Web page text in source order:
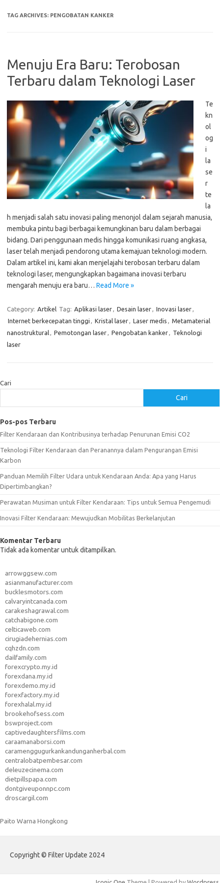
TAG ARCHIVES: PENGOBATAN KANKER
Menuju Era Baru: Terobosan
Terbaru dalam Teknologi Laser
Te
kn
ol
og
i
la
se
r
te
la
h menjadi salah satu inovasi paling menonjol dalam sejarah manusia,
membuka pintu bagi berbagai kemungkinan baru dalam berbagai
bidang. Dari penggunaan medis hingga komunikasi ruang angkasa,
laser telah menjadi pendorong utama kemajuan teknologi modern.
Dalam artikel ini, kami akan menjelajahi terobosan terbaru dalam
teknologi laser, mengungkapkan bagaimana inovasi terbaru
mengarah menuju era baru… Read More »
Category: Artikel Tag: Aplikasi laser, Desain laser, Inovasi laser,
Internet berkecepatan tinggi , Kristal laser, Laser medis , Metamaterial
nanostruktural, Pemotongan laser, Pengobatan kanker, Teknologi
laser
Cari
Cari
Pos-pos Terbaru
Filter Kendaraan dan Kontribusinya terhadap Penurunan Emisi CO2
Teknologi Filter Kendaraan dan Peranannya dalam Pengurangan Emisi
Karbon
Panduan Memilih Filter Udara untuk Kendaraan Anda: Apa yang Harus
Dipertimbangkan?
Perawatan Musiman untuk Filter Kendaraan: Tips untuk Semua Pengemudi
Inovasi Filter Kendaraan: Mewujudkan Mobilitas Berkelanjutan
Komentar Terbaru
Tidak ada komentar untuk ditampilkan.
arrowggsew.com
asianmanufacturer.com
bucklesmotors.com
calvaryintcanada.com
carakeshagrawal.com
catchabigone.com
celticaweb.com
cirugiadehernias.com
cqhzdn.com
dailfamily.com
forexcrypto.my.id
forexdana.my.id
forexdemo.my.id
forexfactory.my.id
forexhalal.my.id
brookehofsess.com
bswproject.com
captivedaughtersfilms.com
caraamanaborsi.com
caramenggugurkankandunganherbal.com
centralobatpembesar.com
deleuzecinema.com
dietpillspapa.com
dontgiveuponnpc.com
droscargil.com
Paito Warna Hongkong
Copyright © Filter Update 2024